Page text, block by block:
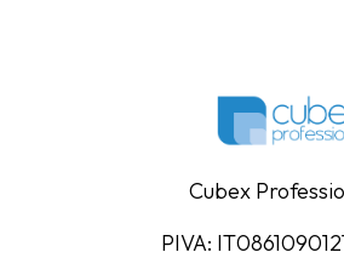
Cubex
PIVA: